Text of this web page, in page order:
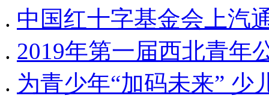
. 中国红十字基金会上汽
. 2019年第一届西北青年
. 为青少年“加码未来” 少